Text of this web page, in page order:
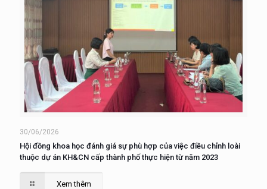
30/06/2026
Hội đồng khoa học đánh giá sự phù hợp của việc điều chỉnh loài
thuộc dự án KH&CN cấp thành phố thực hiện từ năm 2023
Xem thêm